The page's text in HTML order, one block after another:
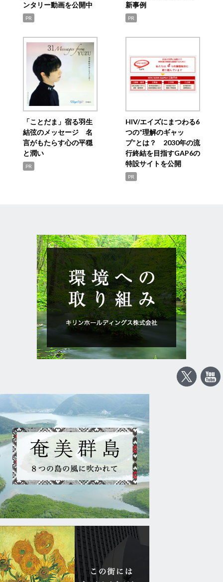
ンタリー動画を公開中
PR
新事例
PR
「ことだま」宿る羽生
結弦のメッセージ 名
言がもたらす心の平穏
と潤い
PR
HIV/エイズにまつわる6
つの“理解のギャッ
プ”とは？ 2030年の流
行終結を目指すGAP6の
特設サイトを公開
PR